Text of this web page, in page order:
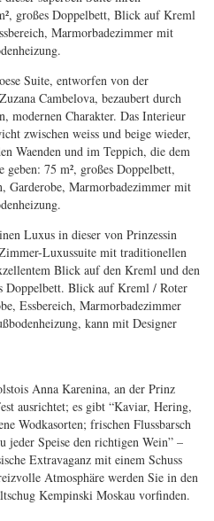
großes Doppelbett, Blick auf Kreml
Marmorbadezimmer mit
Suite, entworfen von der
Cambelova, bezaubert durch
modernen Charakter. Das Interieur
zwischen weiss und beige wieder,
Waenden und im Teppich, die dem
geben: 75 m², großes Doppelbett,
Garderobe, Marmorbadezimmer mit
Luxus in dieser von Prinzessin
Luxussuite mit traditionellen
Blick auf den Kreml und den
Doppelbett. Blick auf Kreml / Roter
Essbereich, Marmorbadezimmer
kann mit Designer
Anna Karenina, an der Prinz
ausrichtet; es gibt “Kaviar, Hering,
Wodkasorten; frischen Flussbarsch
jeder Speise den richtigen Wein” –
Extravaganz mit einem Schuss
Atmosphäre werden Sie in den
Kempinski Moskau vorfinden.